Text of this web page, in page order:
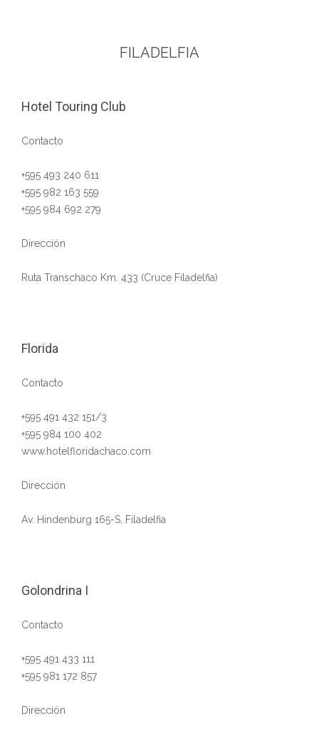
FILADELFIA
Hotel Touring Club
Contacto
+595 493 240 611
+595 982 163 559
+595 984 692 279
Dirección
Ruta Transchaco Km. 433 (Cruce Filadelfia)
Florida
Contacto
+595 491 432 151/3
+595 984 100 402
www.hotelfloridachaco.com
Dirección
Av. Hindenburg 165-S, Filadelfia
Golondrina I
Contacto
+595 491 433 111
+595 981 172 857
Dirección